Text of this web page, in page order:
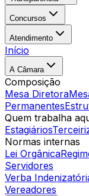
Concursos
Atendimento
Início
A Câmara
Composição
Mesa Diretora
Permanentes
Quem trabalha
Estagiários
Normas internas
Lei Orgânica
Servidores
Verba
Vereadores